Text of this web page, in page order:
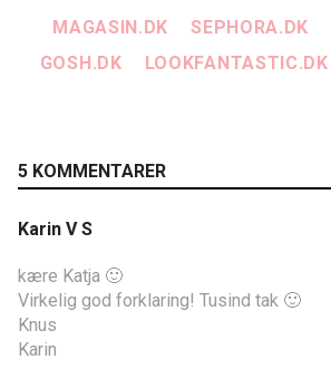
MAGASIN.DK SEPHORA.DK
GOSH.DK
LOOKFANTASTIC.DK
5 KOMMENTARER
Karin V S
kære Katja 🙂
Virkelig god forklaring! Tusind tak 🙂
Knus
Karin